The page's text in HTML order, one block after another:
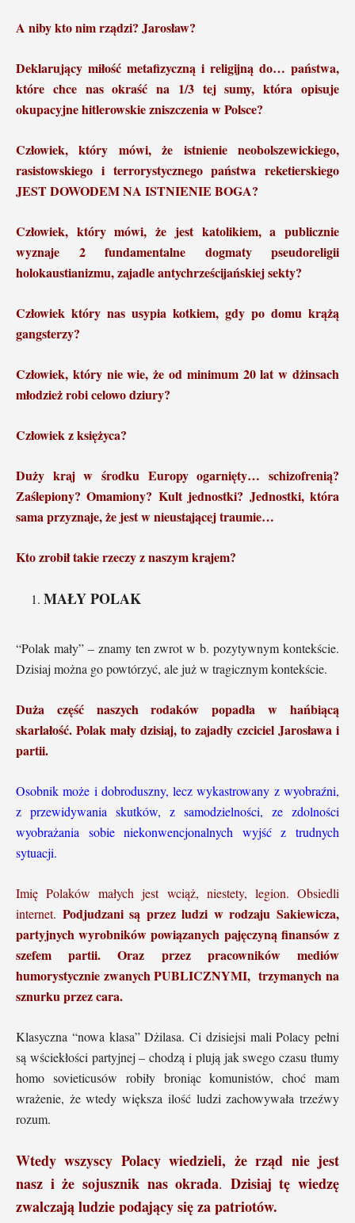
A niby kto nim rządzi? Jarosław?
Deklarujący miłość metafizyczną i religijną do… państwa,
które chce nas okraść na 1/3 tej sumy, która opisuje
okupacyjne hitlerowskie zniszczenia w Polsce?
Człowiek, który mówi, że istnienie neobolszewickiego,
rasistowskiego i terrorystycznego państwa reketierskiego
JEST DOWODEM NA ISTNIENIE BOGA?
Człowiek, który mówi, że jest katolikiem, a publicznie
wyznaje 2 fundamentalne dogmaty pseudoreligii
holokaustianizmu, zajadle antychrześcijańskiej sekty?
Człowiek który nas usypia kotkiem, gdy po domu krążą
gangsterzy?
Człowiek, który nie wie, że od minimum 20 lat w dżinsach
młodzież robi celowo dziury?
Człowiek z księżyca?
Duży kraj w środku Europy ogarnięty… schizofrenią?
Zaślepiony? Omamiony? Kult jednostki? Jednostki, która
sama przyznaje, że jest w nieustającej traumie…
Kto zrobił takie rzeczy z naszym krajem?
MAŁY POLAK
“Polak mały” – znamy ten zwrot w b. pozytywnym kontekście.
Dzisiaj można go powtórzyć, ale już w tragicznym kontekście.
Duża część naszych rodaków popadła w hańbiącą
skarlałość. Polak mały dzisiaj, to zajadły czciciel Jarosława i
partii.
Osobnik może i dobroduszny, lecz wykastrowany z wyobraźni,
z przewidywania skutków, z samodzielności, ze zdolności
wyobrażania sobie niekonwencjonalnych wyjść z trudnych
sytuacji.
Imię Polaków małych jest wciąż, niestety, legion. Obsiedli
internet. Podjudzani są przez ludzi w rodzaju Sakiewicza,
partyjnych wyrobników powiązanych pajęczyną finansów z
szefem partii. Oraz przez pracowników mediów
humorystycznie zwanych PUBLICZNYMI, trzymanych na
sznurku przez cara.
Klasyczna “nowa klasa” Dżilasa. Ci dzisiejsi mali Polacy pełni
są wściekłości partyjnej – chodzą i plują jak swego czasu tłumy
homo sovieticusów robiły broniąc komunistów, choć mam
wrażenie, że wtedy większa ilość ludzi zachowywała trzeźwy
rozum.
Wtedy wszyscy Polacy wiedzieli, że rząd nie jest
nasz i że sojusznik nas okrada. Dzisiaj tę wiedzę
zwalczają ludzie podający się za patriotów.